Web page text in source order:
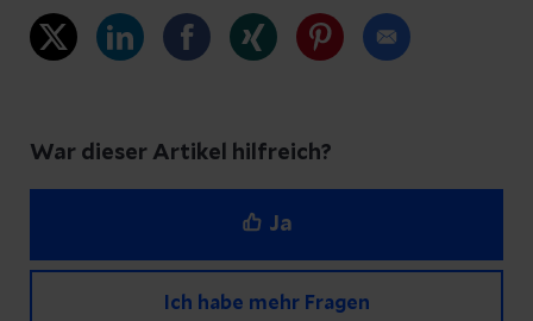
War dieser Artikel hilfreich?
Ja
Ich habe mehr Fragen